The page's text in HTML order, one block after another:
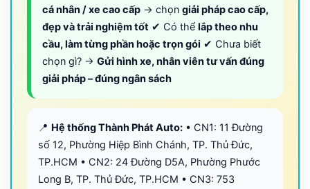
cá nhân / xe cao cấp → chọn giải pháp cao cấp,
đẹp và trải nghiệm tốt ✔ Có thể lắp theo nhu
cầu, làm từng phần hoặc trọn gói ✔ Chưa biết
chọn gì? → Gửi hình xe, nhân viên tư vấn đúng
giải pháp – đúng ngân sách
📍 Hệ thống Thành Phát Auto: • CN1: 11 Đường
số 12, Phường Hiệp Bình Chánh, TP. Thủ Đức,
TP.HCM • CN2: 24 Đường D5A, Phường Phước
Long B, TP. Thủ Đức, TP.HCM • CN3: 753